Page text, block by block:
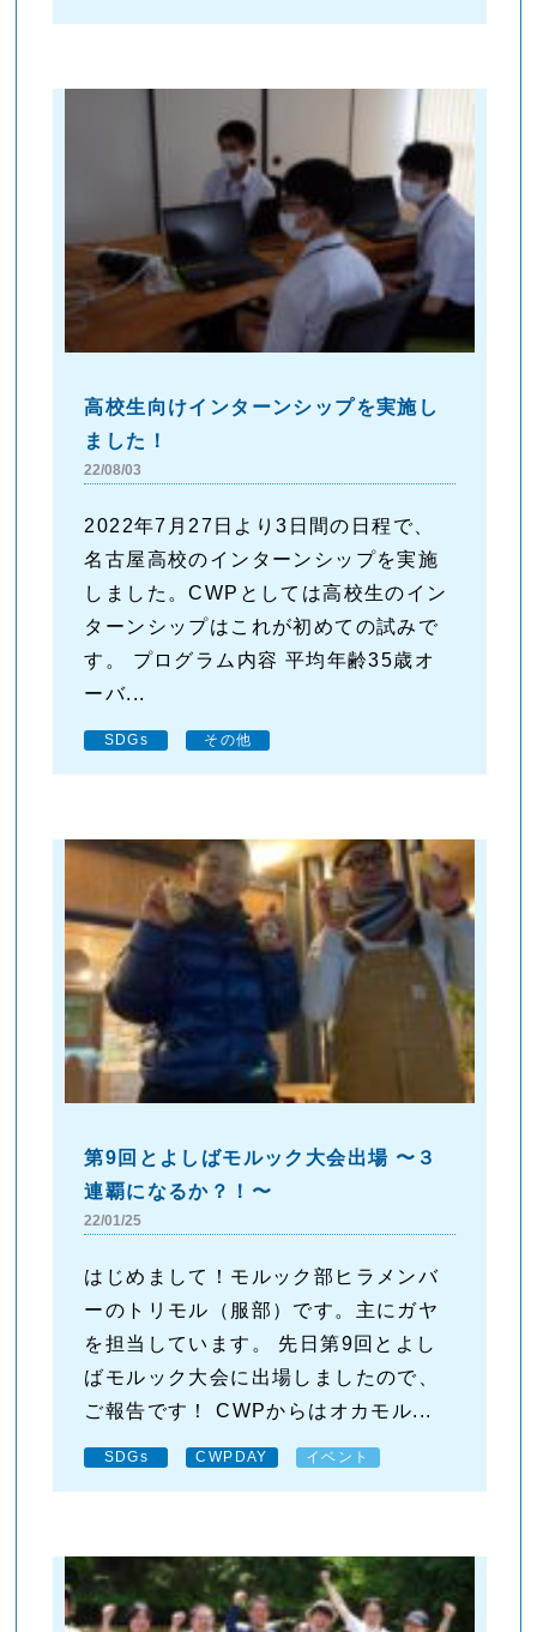
高校生向けインターンシップを実施し
ました！
22/08/03
2022年7月27日より3日間の日程で、
名古屋高校のインターンシップを実施
しました。CWPとしては高校生のイン
ターンシップはこれが初めての試みで
す。 プログラム内容 平均年齢35歳オ
ーバ...
SDGs その他
第9回とよしばモルック大会出場 〜３
連覇になるか？！〜
22/01/25
はじめまして！モルック部ヒラメンバ
ーのトリモル（服部）です。主にガヤ
を担当しています。 先日第9回とよし
ばモルック大会に出場しましたので、
ご報告です！ CWPからはオカモル...
SDGs CWPDAY イベント